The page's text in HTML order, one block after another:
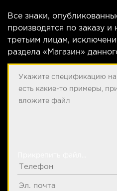
Все знаки,
производятся по заказу
третьим лицам,
раздела «Магазин»